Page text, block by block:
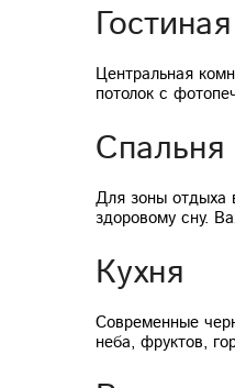
Гостиная
Центральная
потолок с
Спальня
Для зоны отдыха
здоровому сну.
Кухня
Современные
неба, фруктов,